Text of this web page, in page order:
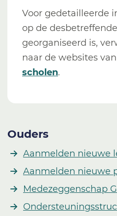
Voor gedetailleerde
op de
georganiseerd is,
naar de websites
scholen.
Ouders
Aanmelden nieuwe
Aanmelden nieuwe
Medezeggenschap